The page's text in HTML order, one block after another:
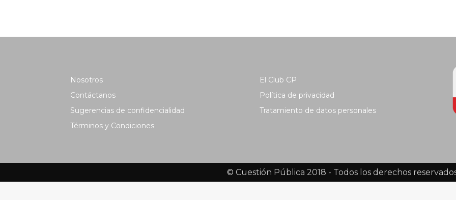
Nosotros
Contáctanos
Sugerencias de confidencialidad
Términos y Condiciones
El Club CP
Política de privacidad
Tratamiento de datos personales
© Cuestión Pública 2018 - Todos los derechos